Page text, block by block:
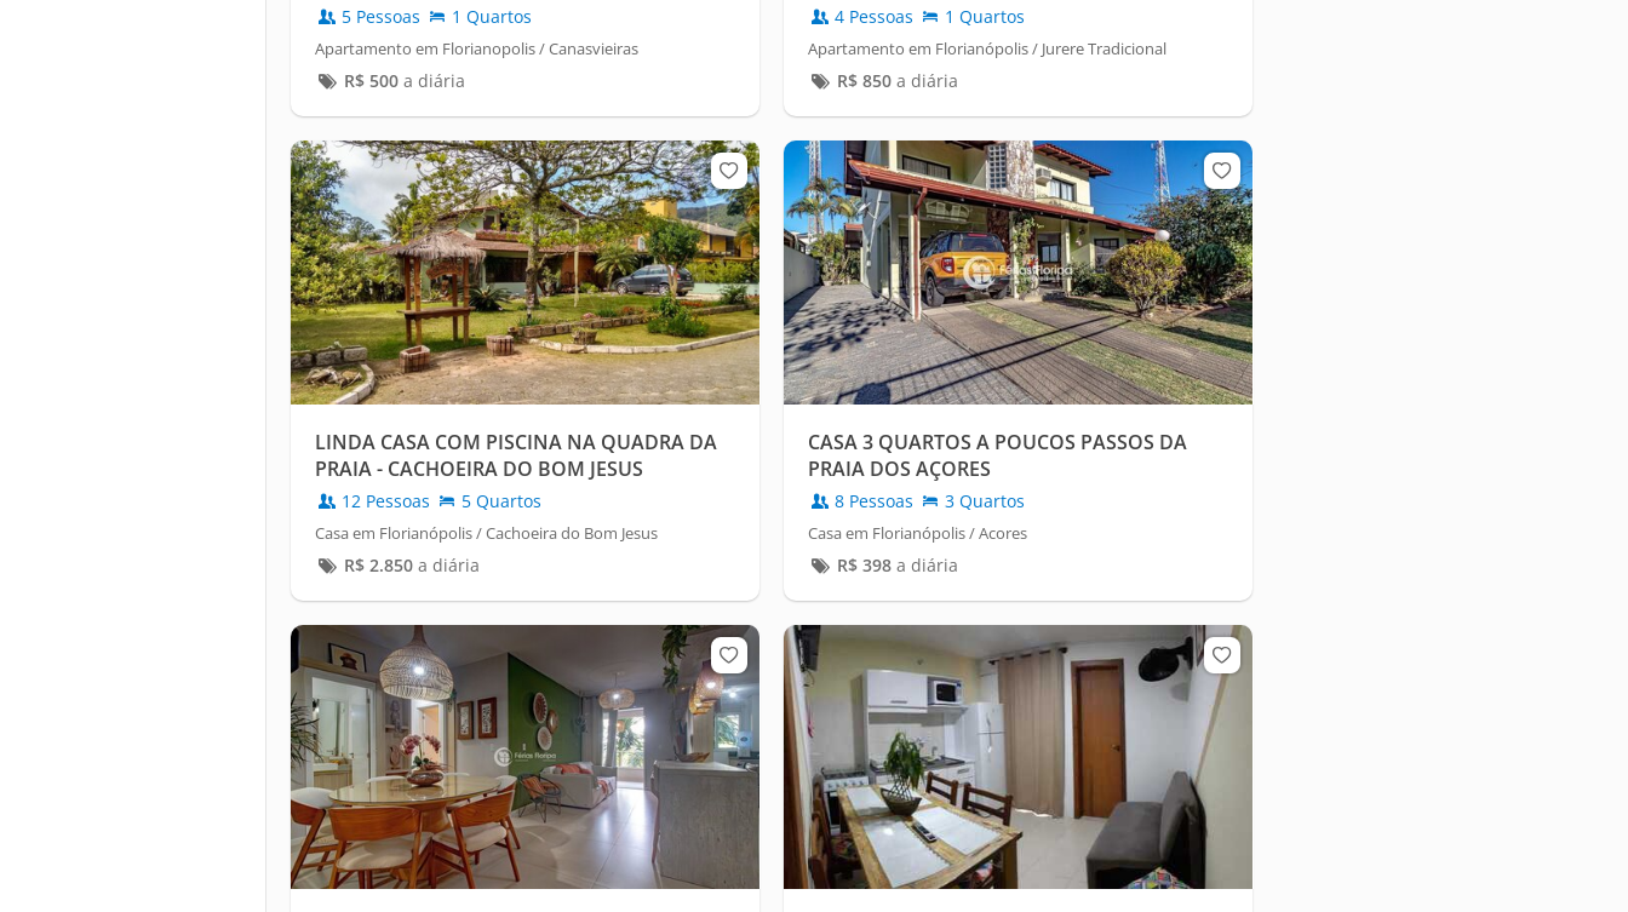
5 Pessoas 1 Quartos
Apartamento em Florianopolis / Canasvieiras
R$ 500a diária
4 Pessoas 1 Quartos
Apartamento em Florianópolis / Jurere Tradicional
R$ 850a diária
LINDA CASA COM PISCINA NA QUADRA DA
PRAIA - CACHOEIRA DO BOM JESUS
12 Pessoas 5 Quartos
Casa em Florianópolis / Cachoeira do Bom Jesus
R$ 2.850a diária
CASA 3 QUARTOS A POUCOS PASSOS DA
PRAIA DOS AÇORES
8 Pessoas 3 Quartos
Casa em Florianópolis / Acores
R$ 398a diária